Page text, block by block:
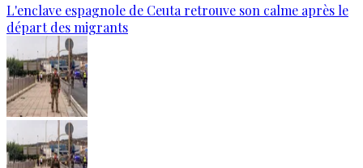
L'enclave espagnole de Ceuta retrouve son calme après le
départ des migrants